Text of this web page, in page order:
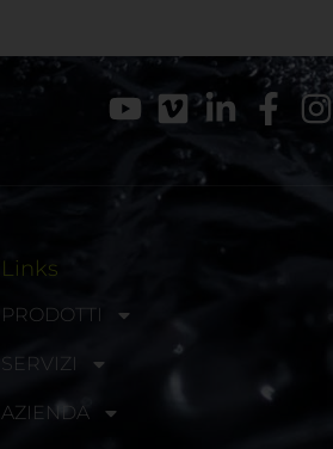
Links
PRODOTTI
SERVIZI
AZIENDA